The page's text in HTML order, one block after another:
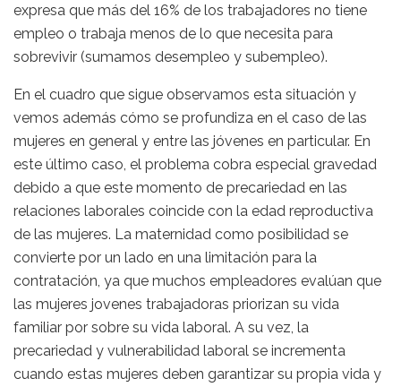
expresa que más del 16% de los trabajadores no tiene
empleo o trabaja menos de lo que necesita para
sobrevivir (sumamos desempleo y subempleo).
En el cuadro que sigue observamos esta situación y
vemos además cómo se profundiza en el caso de las
mujeres en general y entre las jóvenes en particular. En
este último caso, el problema cobra especial gravedad
debido a que este momento de precariedad en las
relaciones laborales coincide con la edad reproductiva
de las mujeres. La maternidad como posibilidad se
convierte por un lado en una limitación para la
contratación, ya que muchos empleadores evalúan que
las mujeres jovenes trabajadoras priorizan su vida
familiar por sobre su vida laboral. A su vez, la
precariedad y vulnerabilidad laboral se incrementa
cuando estas mujeres deben garantizar su propia vida y